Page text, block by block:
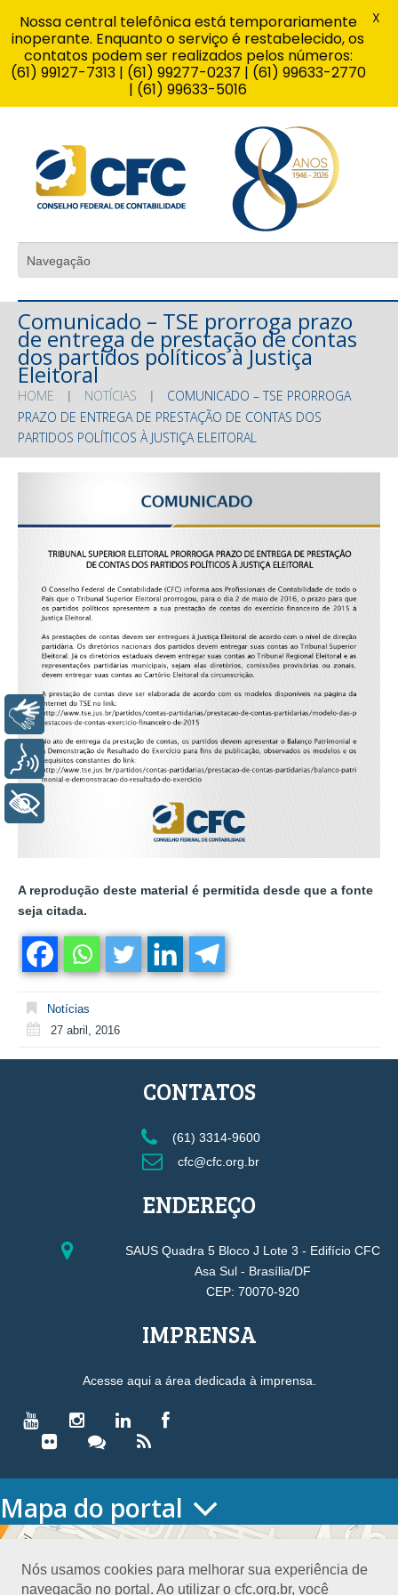
Comunicado – TSE prorroga prazo
de entrega de prestação de contas
dos partidos políticos à Justiça
Eleitoral
HOME NOTÍCIAS
COMUNICADO – TSE PRORROGA
PRAZO DE ENTREGA DE PRESTAÇÃO DE CONTAS DOS
PARTIDOS POLÍTICOS À JUSTIÇA ELEITORAL
A reprodução deste material é permitida desde que a fonte
seja citada.
Notícias
27 abril, 2016
Nós usamos cookies para melhorar sua experiência de
navegação no portal. Ao utilizar o cfc.org.br, você
CONTATOS
(61) 3314-9600
cfc@cfc.org.br
ENDEREÇO
SAUS Quadra 5 Bloco J Lote 3 - Edifício CFC
Asa Sul - Brasília/DF
CEP: 70070-920
IMPRENSA
Acesse aqui a área dedicada à imprensa.
Mapa do portal
HOME
Conselho Diretor
Nossa central telefônica está temporariamente
inoperante. Enquanto o serviço é restabelecido, os
contatos podem ser realizados pelos números:
(61) 99127-7313 | (61) 99277-0237 | (61) 99633-2770
| (61) 99633-5016
X
Libras
Voz
+ Acessibilidade